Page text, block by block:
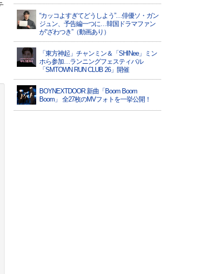
“カッコよすぎてどうしよう”…俳優ソ・ガン
ジュン、予告編一つに…韓国ドラマファン
が“ざわつき”（動画あり）
「東方神起」チャンミン＆「SHINee」ミン
ホら参加…ランニングフェスティバル
「SMTOWN RUN CLUB 26」開催
BOYNEXTDOOR 新曲「Boom Boom
Boom」 全27枚のMVフォトを一挙公開！